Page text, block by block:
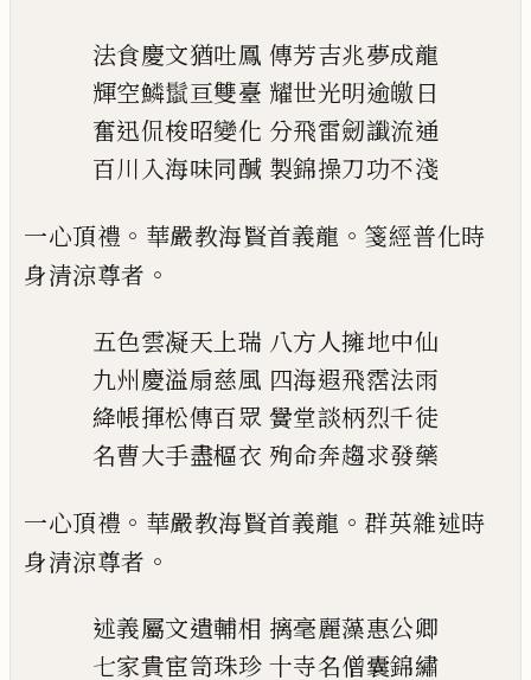
法食慶文猶吐鳳 傳芳吉兆夢成龍
輝空鱗𩮻亘雙臺 耀世光明逾皦日
奮迅侃梭昭變化 分飛雷劒讖流通
百川入海味同醎 製錦操刀功不淺
一心頂禮 。 華嚴教海賢首義龍 。 箋經普化時
身清涼尊者 。
五色雲凝天上瑞 八方人擁地中仙
九州慶溢扇慈風 四海遐飛霑法雨
絳帳揮松傳百眾 黌堂談柄烈千徒
名曹大手盡樞衣 殉命奔趨求發藥
一心頂禮 。 華嚴教海賢首義龍 。 群英雜述時
身清涼尊者 。
述義屬文遺輔相 摛毫麗藻惠公卿
七家貴宦笥珠珍 十寺名僧囊錦繡